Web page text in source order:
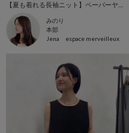
みのり
本部
Jena espace merveilleux